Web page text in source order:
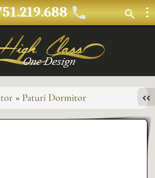
» Paturi Dormitor